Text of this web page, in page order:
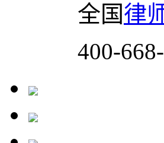
全国律
400-